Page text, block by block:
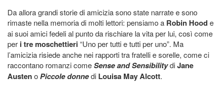
Da allora grandi storie di amicizia sono state narrate e sono
rimaste nella memoria di molti lettori: pensiamo a Robin Hoode
ai suoi amici fedeli al punto da rischiare la vita per lui, così come
per i tre moschettieri“Uno per tutti e tutti per uno”. Ma
l’amicizia risiede anche nei rapporti tra fratelli e sorelle, come ci
raccontano romanzi comeSense and SensibilitydiJane
AustenoPiccole donnedi Louisa May Alcott.